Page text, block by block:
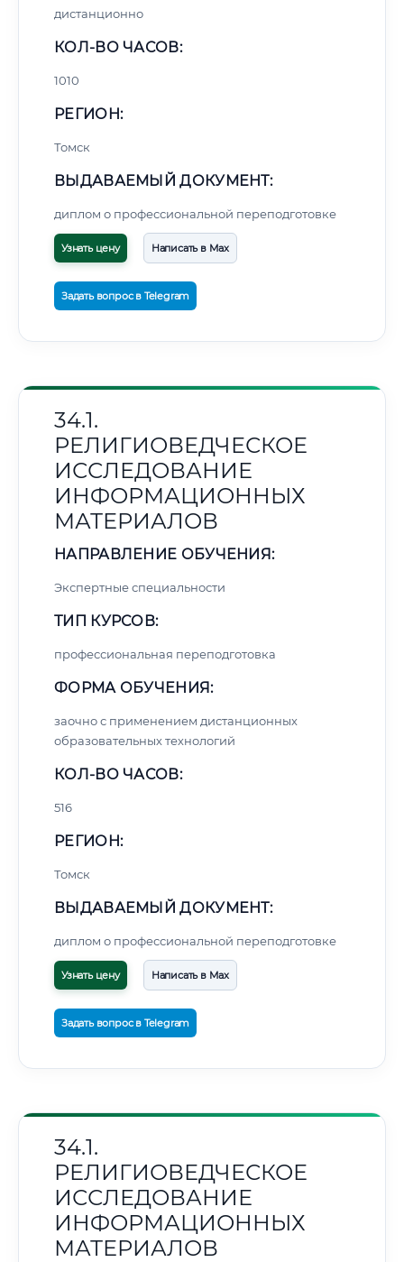
дистанционно
КОЛ-ВО ЧАСОВ:
1010
РЕГИОН:
Томск
ВЫДАВАЕМЫЙ ДОКУМЕНТ:
диплом о профессиональной переподготовке
Узнать цену Написать в Max
Задать вопрос в Telegram
34.1.
РЕЛИГИОВЕДЧЕСКОЕ
ИССЛЕДОВАНИЕ
ИНФОРМАЦИОННЫХ
МАТЕРИАЛОВ
НАПРАВЛЕНИЕ ОБУЧЕНИЯ:
Экспертные специальности
ТИП КУРСОВ:
профессиональная переподготовка
ФОРМА ОБУЧЕНИЯ:
заочно с применением дистанционных
образовательных технологий
КОЛ-ВО ЧАСОВ:
516
РЕГИОН:
Томск
ВЫДАВАЕМЫЙ ДОКУМЕНТ:
диплом о профессиональной переподготовке
Узнать цену Написать в Max
Задать вопрос в Telegram
34.1.
РЕЛИГИОВЕДЧЕСКОЕ
ИССЛЕДОВАНИЕ
ИНФОРМАЦИОННЫХ
МАТЕРИАЛОВ